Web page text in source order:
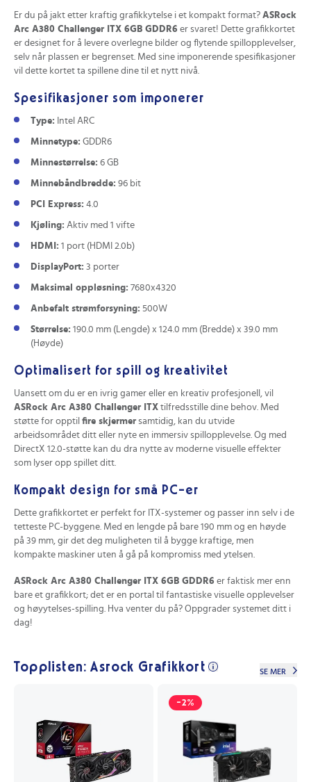
Er du på jakt etter kraftig grafikkytelse i et kompakt format? ASRock
Arc A380 Challenger ITX 6GB GDDR6 er svaret! Dette grafikkortet
er designet for å levere overlegne bilder og flytende spillopplevelser,
selv når plassen er begrenset. Med sine imponerende spesifikasjoner
vil dette kortet ta spillene dine til et nytt nivå.
Spesifikasjoner som imponerer
Type: Intel ARC
Minnetype: GDDR6
Minnestørrelse: 6 GB
Minnebåndbredde: 96 bit
PCI Express: 4.0
Kjøling: Aktiv med 1 vifte
HDMI: 1 port (HDMI 2.0b)
DisplayPort: 3 porter
Maksimal oppløsning: 7680x4320
Anbefalt strømforsyning: 500W
Størrelse: 190.0 mm (Lengde) x 124.0 mm (Bredde) x 39.0 mm
(Høyde)
Optimalisert for spill og kreativitet
Uansett om du er en ivrig gamer eller en kreativ profesjonell, vil
ASRock Arc A380 Challenger ITX tilfredsstille dine behov. Med
støtte for opptil fire skjermer samtidig, kan du utvide
arbeidsområdet ditt eller nyte en immersiv spillopplevelse. Og med
DirectX 12.0-støtte kan du dra nytte av moderne visuelle effekter
som lyser opp spillet ditt.
Kompakt design for små PC-er
Dette grafikkortet er perfekt for ITX-systemer og passer inn selv i de
tetteste PC-byggene. Med en lengde på bare 190 mm og en høyde
på 39 mm, gir det deg muligheten til å bygge kraftige, men
kompakte maskiner uten å gå på kompromiss med ytelsen.
ASRock Arc A380 Challenger ITX 6GB GDDR6 er faktisk mer enn
bare et grafikkort; det er en portal til fantastiske visuelle opplevelser
og høyytelses-spilling. Hva venter du på? Oppgrader systemet ditt i
dag!
Topplisten: Asrock Grafikkort SE MER
-2%